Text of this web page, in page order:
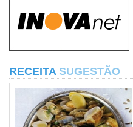
RECEITA SUGESTÃO